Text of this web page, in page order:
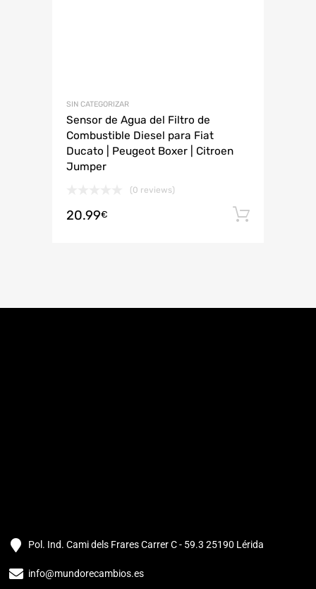
SIN CATEGORIZAR
Sensor de Agua del Filtro de
Combustible Diesel para Fiat
Ducato | Peugeot Boxer | Citroen
Jumper
(0 reviews)
20.99€
Pol. Ind. Cami dels Frares Carrer C - 59.3 25190 Lérida
info@mundorecambios.es